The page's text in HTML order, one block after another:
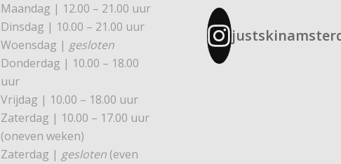
Maandag | 12.00 – 21.00 uur
Dinsdag | 10.00 – 21.00 uur
Woensdag | gesloten
Donderdag | 10.00 – 18.00
uur
Vrijdag | 10.00 – 18.00 uur
Zaterdag | 10.00 – 17.00 uur
(oneven weken)
Zaterdag | gesloten (even